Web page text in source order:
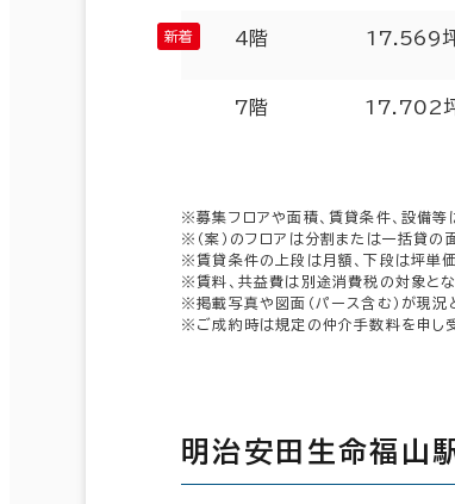
4階 17.569
7階 17.702
※募集フロアや面積、賃貸条件、設備等
※（案）のフロアは分割または一括貸の
※賃貸条件の上段は月額、下段は坪単価
※賃料、共益費は別途消費税の対象とな
※掲載写真や図面（パース含む）が現況
※ご成約時は規定の仲介手数料を申し受
明治安田生命福山